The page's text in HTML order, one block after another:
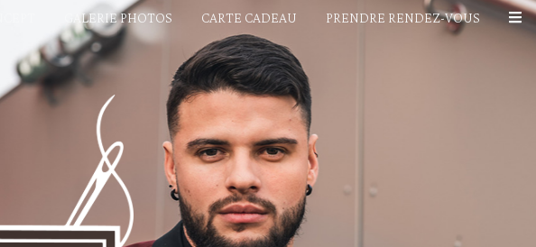
GALERIE PHOTOS CARTE CADEAU PRENDRE RENDEZ-VOUS